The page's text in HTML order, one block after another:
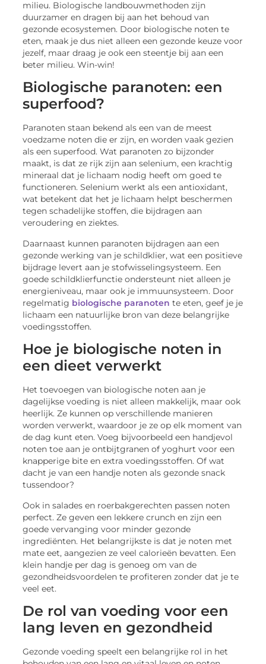
milieu. Biologische landbouwmethoden zijn
duurzamer en dragen bij aan het behoud van
gezonde ecosystemen. Door biologische noten te
eten, maak je dus niet alleen een gezonde keuze voor
jezelf, maar draag je ook een steentje bij aan een
beter milieu. Win-win!
Biologische paranoten: een
superfood?
Paranoten staan bekend als een van de meest
voedzame noten die er zijn, en worden vaak gezien
als een superfood. Wat paranoten zo bijzonder
maakt, is dat ze rijk zijn aan selenium, een krachtig
mineraal dat je lichaam nodig heeft om goed te
functioneren. Selenium werkt als een antioxidant,
wat betekent dat het je lichaam helpt beschermen
tegen schadelijke stoffen, die bijdragen aan
veroudering en ziektes.
Daarnaast kunnen paranoten bijdragen aan een
gezonde werking van je schildklier, wat een positieve
bijdrage levert aan je stofwisselingsysteem. Een
goede schildklierfunctie ondersteunt niet alleen je
energieniveau, maar ook je immuunsysteem. Door
regelmatig biologische paranoten te eten, geef je je
lichaam een natuurlijke bron van deze belangrijke
voedingsstoffen.
Hoe je biologische noten in
een dieet verwerkt
Het toevoegen van biologische noten aan je
dagelijkse voeding is niet alleen makkelijk, maar ook
heerlijk. Ze kunnen op verschillende manieren
worden verwerkt, waardoor je ze op elk moment van
de dag kunt eten. Voeg bijvoorbeeld een handjevol
noten toe aan je ontbijtgranen of yoghurt voor een
knapperige bite en extra voedingsstoffen. Of wat
dacht je van een handje noten als gezonde snack
tussendoor?
Ook in salades en roerbakgerechten passen noten
perfect. Ze geven een lekkere crunch en zijn een
goede vervanging voor minder gezonde
ingrediënten. Het belangrijkste is dat je noten met
mate eet, aangezien ze veel calorieën bevatten. Een
klein handje per dag is genoeg om van de
gezondheidsvoordelen te profiteren zonder dat je te
veel eet.
De rol van voeding voor een
lang leven en gezondheid
Gezonde voeding speelt een belangrijke rol in het